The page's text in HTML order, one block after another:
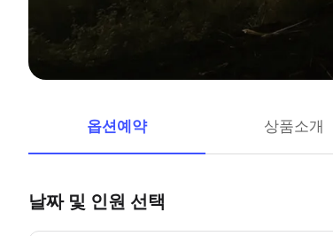
옵션예약 상품소개
날짜 및 인원 선택